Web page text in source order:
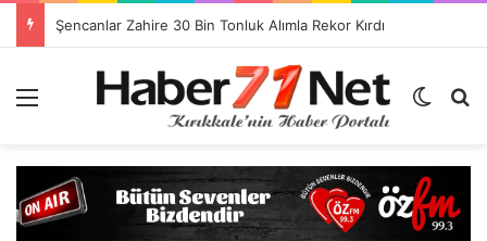
Dış